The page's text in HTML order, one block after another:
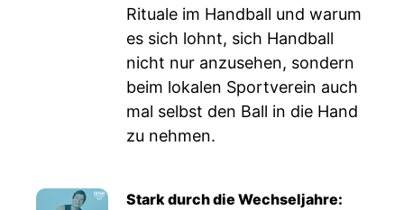
Rituale im Handball und warum
es sich lohnt, sich Handball
nicht nur anzusehen, sondern
beim lokalen Sportverein auch
mal selbst den Ball in die Hand
zu nehmen.
Stark durch die Wechseljahre: